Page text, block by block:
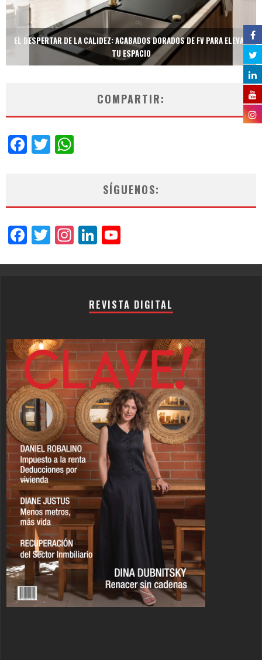
EL DESPERTAR DE LA CALIDEZ: ACABADOS DORADOS DE FV PARA ELEVAR
TU ESPACIO
COMPARTIR:
Facebook
Twitter
SÍGUENOS:
Facebook
Twitter
Instagram
LinkedIn
REVISTA DIGITAL